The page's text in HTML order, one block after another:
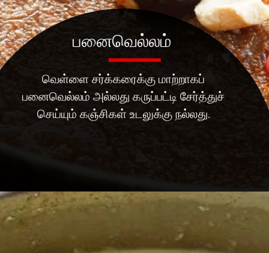
வெள்ளை சர்க்கரைக்கு மாற்றாகப்
பனைவெல்லம் அல்லது கருப்பட்டி சேர்த்துச்
செய்யும் கஞ்சிகள் உடலுக்கு நல்லது.
பனைவெல்லம்